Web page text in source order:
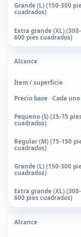
Precio base · Cada uno